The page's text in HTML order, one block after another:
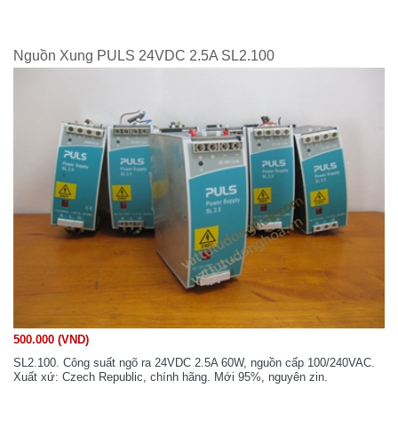
Nguồn Xung PULS 24VDC 2.5A SL2.100
500.000 (VND)
SL2.100. Công suất ngõ ra 24VDC 2.5A 60W, nguồn cấp 100/240VAC.
Xuất xứ: Czech Republic, chính hãng. Mới 95%, nguyên zin.